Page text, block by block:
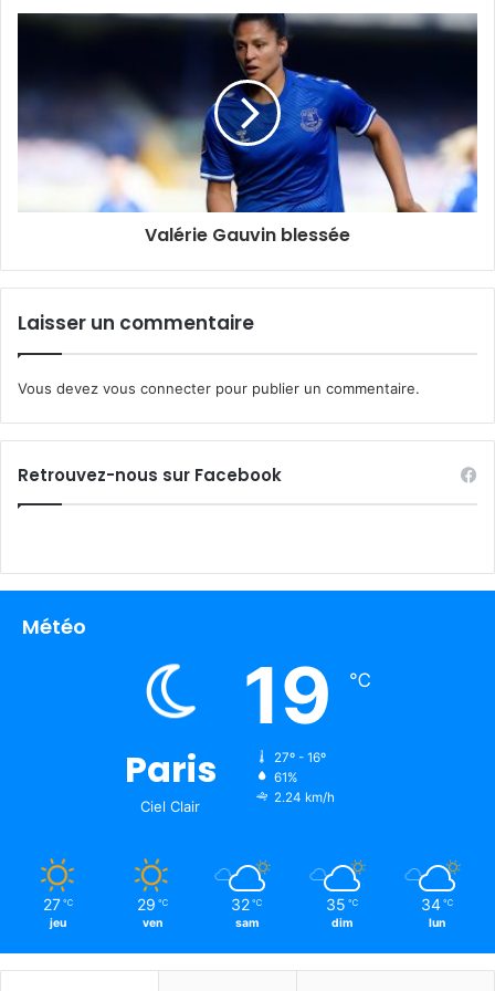
Valérie Gauvin blessée
Laisser un commentaire
Vous devez vous connecter pour publier un commentaire.
Retrouvez-nous sur Facebook
Météo
Paris
Ciel Clair
19 ℃
27º - 16º
61%
2.24 km/h
27 ℃
jeu
29 ℃
ven
32 ℃
sam
35 ℃
dim
34 ℃
lun